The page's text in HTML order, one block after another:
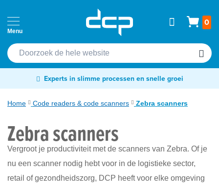
naar
de
inhoud
0
Passen
Cardprinters
Readers
&
scanners
RFID
Experts in slimme processen en snelle groei
Home Code readers & code scanners Zebra scanners
Zebra scanners
Vergroot je productiviteit met de scanners van Zebra. Of je
nu een scanner nodig hebt voor in de logistieke sector,
retail of gezondheidszorg, DCP heeft voor elke omgeving